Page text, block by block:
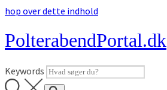
hop over dette indhold
PolterabendPortal.dk
Keywords
Kitesurfing i København